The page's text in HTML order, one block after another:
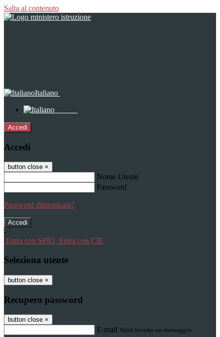
Salta al contenuto
Italiano
Accedi
Accedi
button close ×
Nome Utente
Password
Password dimenticata?
-
Entra con SPID Entra con CIE
Seleziona utente
button close ×
Recupero password
button close ×
E-mail Verrà inviato un messaggio